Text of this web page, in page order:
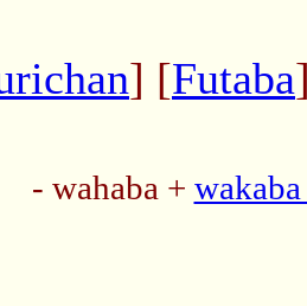
] [Futaba
- wahaba +